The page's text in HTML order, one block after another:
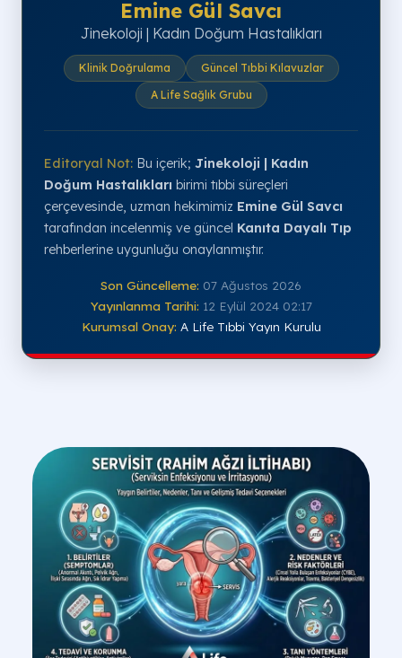
Emine Gül Savcı
Jinekoloji | Kadın Doğum Hastalıkları
Klinik Doğrulama
Güncel Tıbbi Kılavuzlar
A Life Sağlık Grubu
Editoryal Not: Bu içerik; Jinekoloji | Kadın
Doğum Hastalıkları birimi tıbbi süreçleri
çerçevesinde, uzman hekimimiz Emine Gül Savcı
tarafından incelenmiş ve güncel Kanıta Dayalı Tıp
rehberlerine uygunluğu onaylanmıştır.
Son Güncelleme: 07 Ağustos 2026
Yayınlanma Tarihi: 12 Eylül 2024 02:17
Kurumsal Onay: A Life Tıbbi Yayın Kurulu